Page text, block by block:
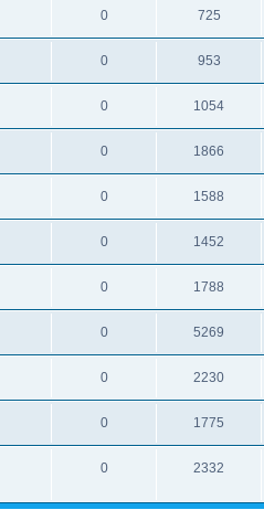
0 725
0 953
0 1054
0 1866
0 1588
0 1452
0 1788
0 5269
0 2230
0 1775
0 2332